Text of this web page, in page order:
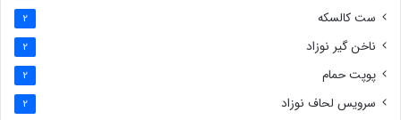
ست کالسکه 2
ناخن گیر نوزاد 2
پوپت حمام 2
سرویس لحاف نوزاد 2